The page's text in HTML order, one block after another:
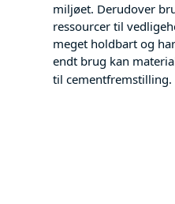
miljøet. Derudover
ressourcer til
meget holdbart og
endt brug kan
til cementfremstilling.